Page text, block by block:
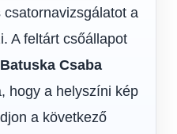
a
A feltárt csőállapot
Batuska Csaba
hogy a helyszíni kép
a következő